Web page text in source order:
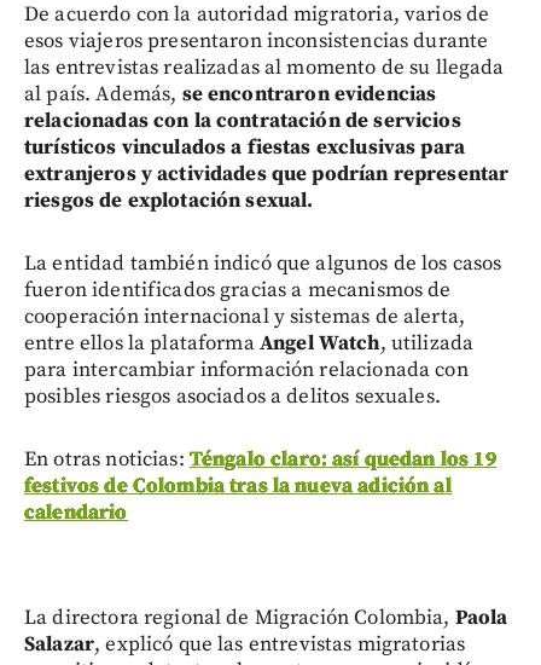
De acuerdo con la autoridad migratoria, varios de
esos viajeros presentaron inconsistencias durante
las entrevistas realizadas al momento de su llegada
al país. Además, se encontraron evidencias
relacionadas con la contratación de servicios
turísticos vinculados a fiestas exclusivas para
extranjeros y actividades que podrían representar
riesgos de explotación sexual.
La entidad también indicó que algunos de los casos
fueron identificados gracias a mecanismos de
cooperación internacional y sistemas de alerta,
entre ellos la plataformaAngel Watch, utilizada
para intercambiar información relacionada con
posibles riesgos asociados a delitos sexuales.
En otras noticias: Téngalo claro: así quedan los 19
festivos de Colombia tras la nueva adición al
calendario
La directora regional de Migración Colombia, Paola
Salazar, explicó que las entrevistas migratorias